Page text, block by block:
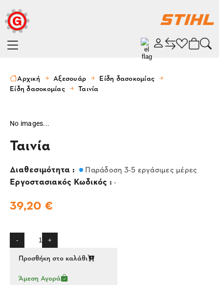
Αρχική Αξεσουάρ
Είδη δασοκομίας
Είδη δασοκομίας
Ταινία
No images...
Ταινία
Διαθεσιμότητα : Παράδοση 3-5 εργάσιμες μέρες
Εργοστασιακός Κωδικός : -
39,20 €
- +
Προσθήκη στο καλάθι
Άμεση Αγορά